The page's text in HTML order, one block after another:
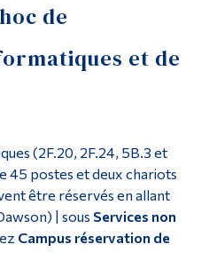
de
et de
(2F.20, 2F.24, 5B.3 et
45 postes et deux chariots
être réservés en allant
| sous Services non
Campus réservation de
Informations
continue
La vie à Dawson